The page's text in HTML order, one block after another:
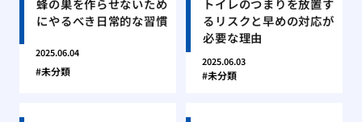
蜂の巣を作らせないため
にやるべき日常的な習慣
2025.06.04
未分類
トイレのつまりを放置す
るリスクと早めの対応が
必要な理由
2025.06.03
未分類